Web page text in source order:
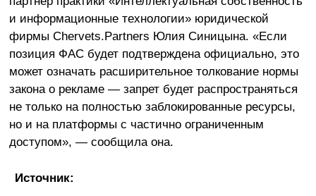
и информационные технологии» юридической
фирмы Chervets.Partners Юлия Синицына. «Если
позиция ФАС будет подтверждена официально, это
может означать расширительное толкование нормы
закона о рекламе — запрет будет распространяться
не только на полностью заблокированные ресурсы,
но и на платформы с частично ограниченным
доступом», — сообщила она.
Источник: